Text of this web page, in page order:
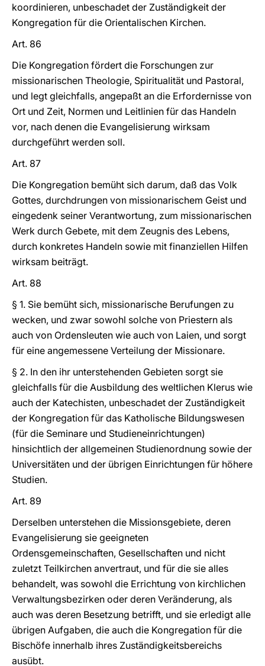
koordinieren, unbeschadet der Zuständigkeit der
Kongregation für die Orientalischen Kirchen.
Art. 86
Die Kongregation fördert die Forschungen zur
missionarischen Theologie, Spiritualität und Pastoral,
und legt gleichfalls, angepaßt an die Erfordernisse von
Ort und Zeit, Normen und Leitlinien für das Handeln
vor, nach denen die Evangelisierung wirksam
durchgeführt werden soll.
Art. 87
Die Kongregation bemüht sich darum, daß das Volk
Gottes, durchdrungen von missionarischem Geist und
eingedenk seiner Verantwortung, zum missionarischen
Werk durch Gebete, mit dem Zeugnis des Lebens,
durch konkretes Handeln sowie mit finanziellen Hilfen
wirksam beiträgt.
Art. 88
§ 1. Sie bemüht sich, missionarische Berufungen zu
wecken, und zwar sowohl solche von Priestern als
auch von Ordensleuten wie auch von Laien, und sorgt
für eine angemessene Verteilung der Missionare.
§ 2. In den ihr unterstehenden Gebieten sorgt sie
gleichfalls für die Ausbildung des weltlichen Klerus wie
auch der Katechisten, unbeschadet der Zuständigkeit
der Kongregation für das Katholische Bildungswesen
(für die Seminare und Studieneinrichtungen)
hinsichtlich der allgemeinen Studienordnung sowie der
Universitäten und der übrigen Einrichtungen für höhere
Studien.
Art. 89
Derselben unterstehen die Missionsgebiete, deren
Evangelisierung sie geeigneten
Ordensgemeinschaften, Gesellschaften und nicht
zuletzt Teilkirchen anvertraut, und für die sie alles
behandelt, was sowohl die Errichtung von kirchlichen
Verwaltungsbezirken oder deren Veränderung, als
auch was deren Besetzung betrifft, und sie erledigt alle
übrigen Aufgaben, die auch die Kongregation für die
Bischöfe innerhalb ihres Zuständigkeitsbereichs
ausübt.